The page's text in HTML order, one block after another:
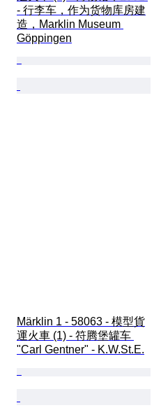
- 行李车，作为货物库房建
造，Marklin Museum
Göppingen
Märklin 1 - 58063 - 模型貨
運火車 (1) - 符腾堡罐车
"Carl Gentner" - K.W.St.E.